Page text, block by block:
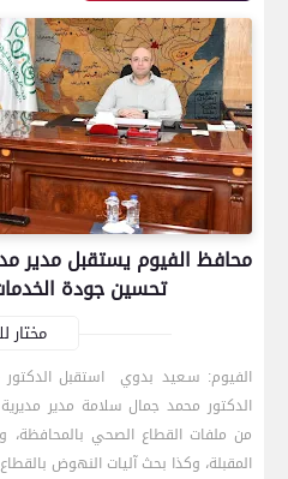
محافظ الفيوم يستقبل مدير
تحسين جودة
مختار
الفيوم: سـعيد بدوي استقبل
الدكتور محمد جمال سلامة مدير
من ملفات القطاع الصحي بالمحافظة،
المقبلة، وكذا بحث آليات النهوض
رياضة